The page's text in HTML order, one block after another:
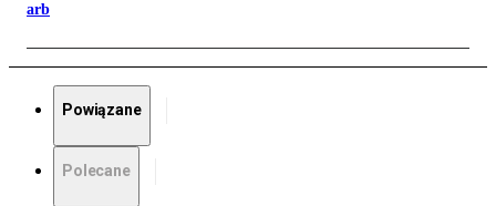
arb
Powiązane
Polecane